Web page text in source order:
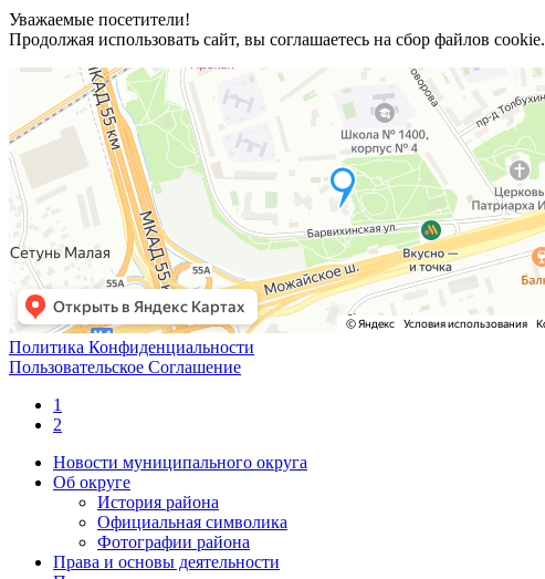
Уважаемые посетители!
Продолжая использовать сайт, вы соглашаетесь на сбор файлов cookie.
Политика Конфиденциальности
Пользовательское Соглашение
1
2
Новости муниципального округа
Об округе
История района
Официальная символика
Фотографии района
Права и основы деятельности